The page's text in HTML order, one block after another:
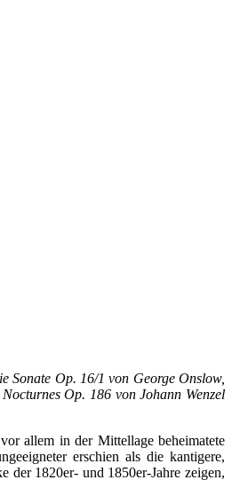
Sonate Op. 16/1 von George Onslow,
Op. 186 von Johann Wenzel
allem in der Mittellage beheimatete
erschien als die kantigere,
der 1820er- und 1850er-Jahre zeigen,